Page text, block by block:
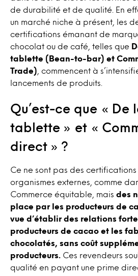
de durabilité et de qualité. En
un marché niche à présent, les
certifications émanant de
chocolat ou de café, telles que
tablette (Bean-to-bar) et
Trade) , commencent à
lancements de produits.
Qu’est-ce que « De
tablette » et «
direct » ?
Ce ne sont pas des
organismes externes, comme
Commerce équitable, mais des
place par les producteurs de
vue d’établir des relations
producteurs de cacao et les
chocolatés, sans coût
producteurs.
Ces revendeurs
qualité en payant une prime